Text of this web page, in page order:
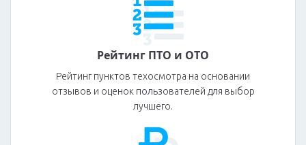
Рейтинг ПТО и ОТО
Рейтинг пунктов техосмотра на основании
отзывов и оценок пользователей для выбор
лучшего.